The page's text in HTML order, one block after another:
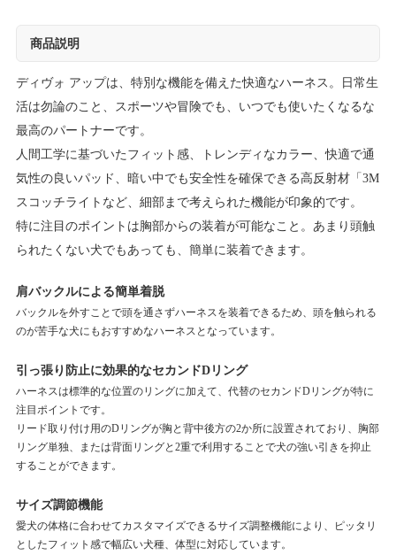
商品説明
ディヴォ アップは、特別な機能を備えた快適なハーネス。日常生
活は勿論のこと、スポーツや冒険でも、いつでも使いたくなるな
最高のパートナーです。
人間工学に基づいたフィット感、トレンディなカラー、快適で通
気性の良いパッド、暗い中でも安全性を確保できる高反射材「3M
スコッチライトなど、細部まで考えられた機能が印象的です。
特に注目のポイントは胸部からの装着が可能なこと。あまり頭触
られたくない犬でもあっても、簡単に装着できます。
肩バックルによる簡単着脱
バックルを外すことで頭を通さずハーネスを装着できるため、頭を触られる
のが苦手な犬にもおすすめなハーネスとなっています。
引っ張り防止に効果的なセカンドDリング
ハーネスは標準的な位置のリングに加えて、代替のセカンドDリングが特に
注目ポイントです。
リード取り付け用のDリングが胸と背中後方の2か所に設置されており、胸部
リング単独、または背面リングと2重で利用することで犬の強い引きを抑止
することができます。
サイズ調節機能
愛犬の体格に合わせてカスタマイズできるサイズ調整機能により、ピッタリ
としたフィット感で幅広い犬種、体型に対応しています。